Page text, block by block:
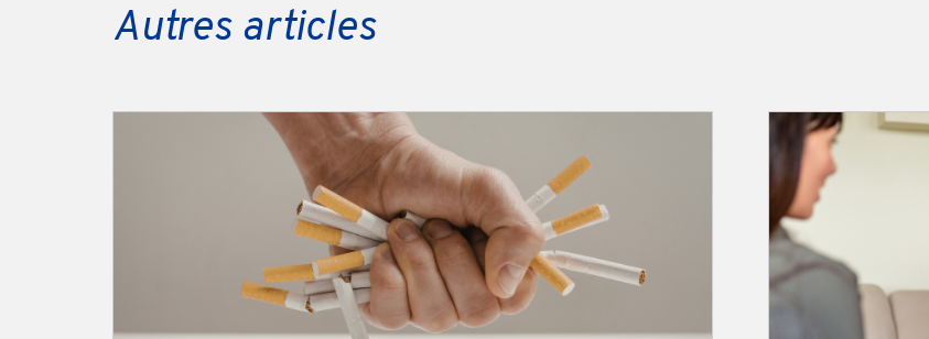
Autres articles